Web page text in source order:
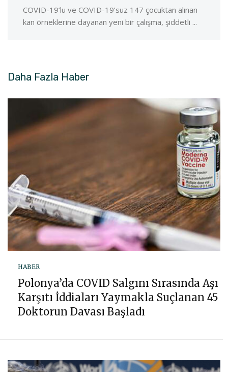
COVID-19’lu ve COVID-19’suz 147 çocuktan alınan
kan örneklerine dayanan yeni bir çalışma, şiddetli ...
Daha Fazla Haber
HABER
Polonya’da COVID Salgını Sırasında Aşı
Karşıtı İddiaları Yaymakla Suçlanan 45
Doktorun Davası Başladı